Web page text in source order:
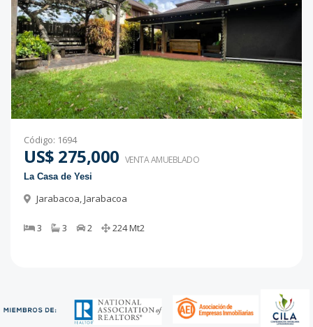
Código: 1694
US$ 275,000 VENTA AMUEBLADO
La Casa de Yesi
Jarabacoa,Jarabacoa
3 3 2 224Mt2